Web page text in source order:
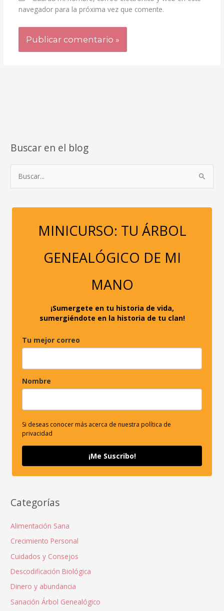
navegador para la próxima vez que comente.
Buscar en el blog
c
MINICURSO: TU ÁRBOL
GENEALÓGICO DE MI
MANO
¡Sumergete en tu historia de vida,
sumergiéndote en la historia de tu clan!
Tu mejor correo
Nombre
Si deseas conocer más acerca de nuestra política de
privacidad
¡Me Suscribo!
Categorías
Alimentación Sana
Crecimiento Personal
Cuidados y Consejos
Descodificación Biológica
Dinero y abundancia
Sanación Árbol Genealógico